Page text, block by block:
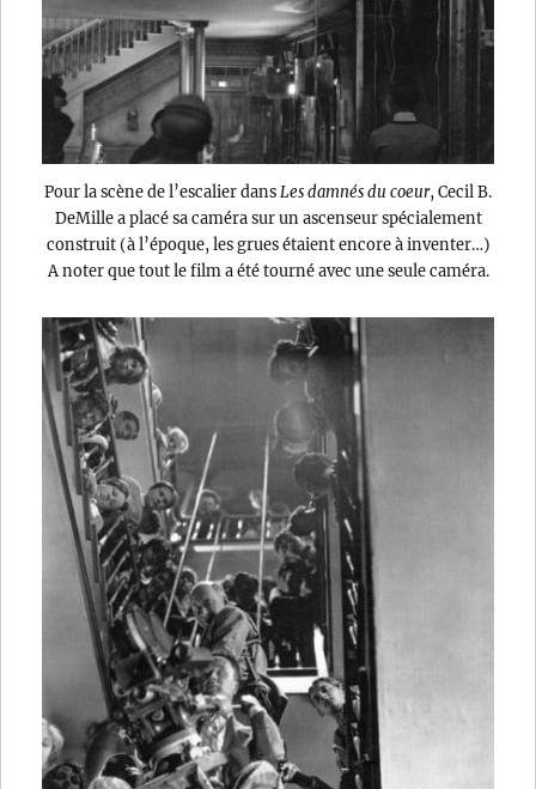
Pour la scène de l’escalier dansLes damnés du coeur, Cecil B.
DeMille a placé sa caméra sur un ascenseur spécialement
construit (à l’époque, les grues étaient encore à inventer…)
A noter que tout le film a été tourné avec une seule caméra.